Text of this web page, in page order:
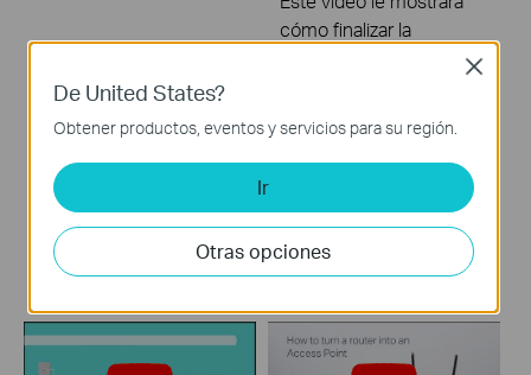
Si no puede acceder a
Internet con un módem
DSL y un enrutador TP-
Link, este video puede
ayudarlo a resolver el
problema.
cómo finalizar la
configuración de Archer
Más
De United States?
Obtener productos, eventos y servicios para su región.
Ir
Otras opciones
Close